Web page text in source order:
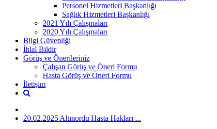
Personel Hizmetleri Başkanlığı
Sağlık Hizmetleri Başkanlığı
2021 Yılı Çalışmaları
2020 Yılı Çalışmaları
Bilgi Güvenliği
İhlal Bildir
Görüş ve Önerileriniz
Çalışan Görüş ve Öneri Formu
Hasta Görüş ve Öneri Formu
İletişim
20.02.2025 Altınordu Hasta Hakları ...